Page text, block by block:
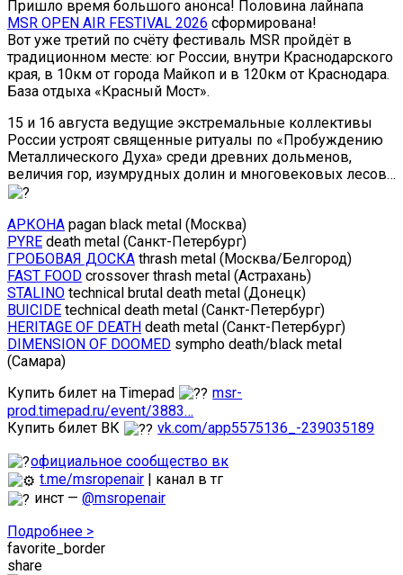
Пришло время большого анонса! Половина лайнапа
MSR OPEN AIR FESTIVAL 2026 сформирована!
Вот уже третий по счёту фестиваль MSR пройдёт в
традиционном месте: юг России, внутри Краснодарского
края, в 10км от города Майкоп и в 120км от Краснодара.
База отдыха «Красный Мост».
15 и 16 августа ведущие экстремальные коллективы
России устроят священные ритуалы по «Пробуждению
Металлического Духа» среди древних дольменов,
величия гор, изумрудных долин и многовековых лесов…
АРКОНА pagan black metal (Москва)
PYRE death metal (Санкт-Петербург)
ГРОБОВАЯ ДОСКА thrash metal (Москва/Белгород)
FAST FOOD crossover thrash metal (Астрахань)
STALINO technical brutal death metal (Донецк)
BUICIDE technical death metal (Санкт-Петербург)
HERITAGE OF DEATH death metal (Санкт-Петербург)
DIMENSION OF DOOMED sympho death/black metal
(Самара)
Купить билет на Timepad
msr-
prod.timepad.ru/event/3883…
Купить билет ВК
vk.com/app5575136_-239035189
официальное сообщество вк
t.me/msropenair | канал в тг
инст —@msropenair
Подробнее >
favorite_border
share